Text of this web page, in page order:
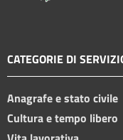
CATEGORIE DI
Anagrafe e stato civile
Cultura e tempo libero